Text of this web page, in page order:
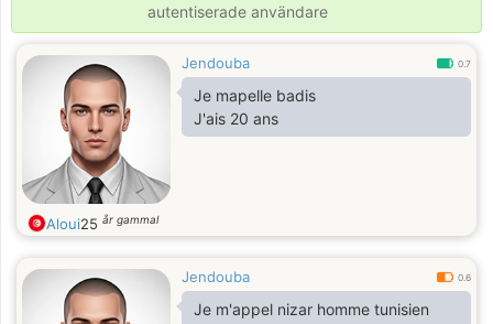
autentiserade användare
Jendouba 0.7
Je mapelle badis
J'ais 20 ans
Aloui25 år gammal
Jendouba 0.6
Je m'appel nizar homme tunisien